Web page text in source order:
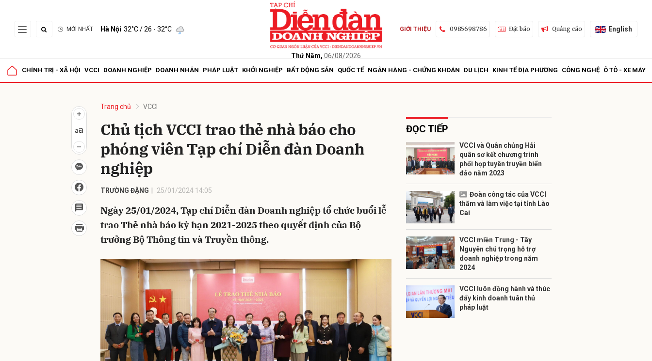
MỚI NHẤT Hà Nội 32°C/ 26 - 32°C
Thứ Năm, 06/08/2026
GIỚI THIỆU 0985698786 Đặt báo Quảng cáo English
CHÍNH TRỊ - XÃ HỘI VCCI DOANH NGHIỆP DOANH NHÂN PHÁP LUẬT KHỞI NGHIỆP BẤT ĐỘNG SẢN QUỐC TẾ NGÂN HÀNG - CHỨNG KHOÁN DU LỊCH KINH TẾ ĐỊA PHƯƠNG CÔNG NGHỆ Ô TÔ - XE MÁY
Trang chủ VCCI
Chủ tịch VCCI trao thẻ nhà báo cho
phóng viên Tạp chí Diễn đàn Doanh
nghiệp
TRƯỜNG ĐẶNG 25/01/2024 14:05
Ngày 25/01/2024, Tạp chí Diễn đàn Doanh nghiệp tổ chức buổi lễ
trao Thẻ nhà báo kỳ hạn 2021-2025 theo quyết định của Bộ
trưởng Bộ Thông tin và Truyền thông.
ĐỌC TIẾP
VCCI và Quân chủng Hải
quân sơ kết chương trình
phối hợp tuyên truyền biển
đảo năm 2023
Đoàn công tác của VCCI
thăm và làm việc tại tỉnh Lào
Cai
VCCI miền Trung - Tây
Nguyên chú trọng hỗ trợ
doanh nghiệp trong năm
2024
VCCI luôn đồng hành và thúc
đẩy kinh doanh tuân thủ
pháp luật
Gửi